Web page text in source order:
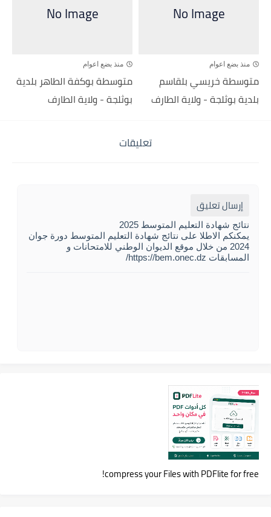
منذ بضع اعوام
متوسطة خريسي بلقاسم
بلدية بوثلجة - ولاية الطارف
منذ بضع اعوام
متوسطة بوكفة الطاهر بلدية
بوثلجة - ولاية الطارف
تعليقات
إرسال تعليق
نتائج شهادة التعليم المتوسط 2025
يمكنكم الاطلا على نتائج شهادة التعليم المتوسط دورة جوان
2024 من خلال موقع الديوان الوطني للامتحانات و
المسابقات https://bem.onec.dz/
compress your Files with PDFlite for free!